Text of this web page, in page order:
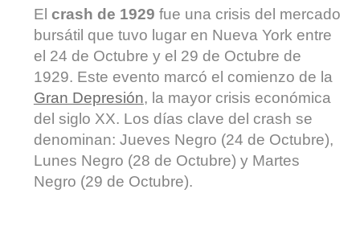
El crash de 1929 fue una crisis del mercado
bursátil que tuvo lugar en Nueva York entre
el 24 de Octubre y el 29 de Octubre de
1929. Este evento marcó el comienzo de la
Gran Depresión, la mayor crisis económica
del siglo XX. Los días clave del crash se
denominan: Jueves Negro (24 de Octubre),
Lunes Negro (28 de Octubre) y Martes
Negro (29 de Octubre).